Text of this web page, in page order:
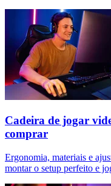
Cadeira de jogar
comprar
Ergonomia, materiais e
montar o setup perfeito e